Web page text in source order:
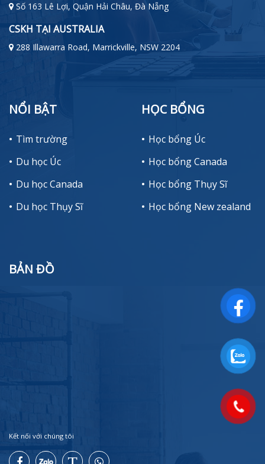
Số 163 Lê Lợi, Quận Hải Châu, Đà Nẵng
CSKH TẠI AUSTRALIA
288 Illawarra Road, Marrickville, NSW 2204
NỔI BẬT
Tìm trường
Du học Úc
Du học Canada
Du học Thụy Sĩ
HỌC BỔNG
Học bổng Úc
Học bổng Canada
Học bổng Thụy Sĩ
Học bổng New zealand
BẢN ĐỒ
Kết nối với chúng tôi